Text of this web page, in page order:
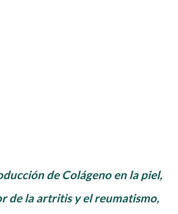
de Colágeno en la piel,
de la artritis y el reumatismo,